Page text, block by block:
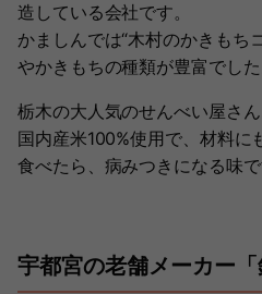
造している会社です。
かましんでは“木村のかきもち
やかきもちの種類が豊富でした
栃木の大人気のせんべい屋さん
国内産米100%使用で、材料に
食べたら、病みつきになる味で
宇都宮の老舗メーカー「